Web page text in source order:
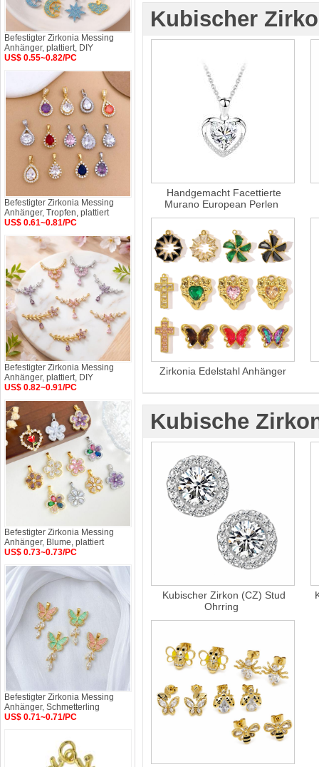
Kubischer
Handgemacht Facettierte
Murano European Perlen
Zirkonia Edelstahl Anhänger
Kubische
Kubischer Zirkon (CZ) Stud
Ohrring
Befestigter Zirkonia Messing
Anhänger, plattiert, DIY
US$ 0.55~0.82/PC
Befestigter Zirkonia Messing
Anhänger, Tropfen, plattiert
US$ 0.61~0.81/PC
Befestigter Zirkonia Messing
Anhänger, plattiert, DIY
US$ 0.82~0.91/PC
Befestigter Zirkonia Messing
Anhänger, Blume, plattiert
US$ 0.73~0.73/PC
Befestigter Zirkonia Messing
Anhänger, Schmetterling
US$ 0.71~0.71/PC